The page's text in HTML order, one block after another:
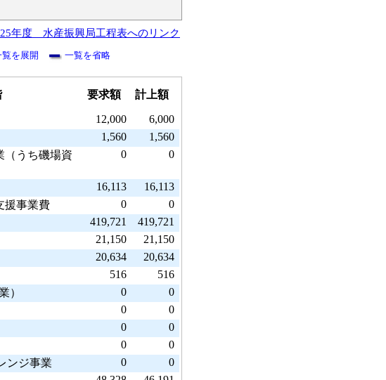
年度 水産振興局工程表へのリンク
覧を展開 一覧を省略
要求額 計上額
12,000
6,000
1,560
1,560
（うち磯場資
0 0
16,113
16,113
援事業費
0
0
419,721
419,721
21,150
21,150
20,634
20,634
516
516
業）
0
0
0
0
0
0
0
0
ンジ事業
0
0